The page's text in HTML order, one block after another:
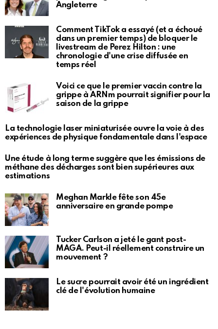
Angleterre
Comment TikTok a essayé (et a échoué
dans un premier temps) de bloquer le
livestream de Perez Hilton : une
chronologie d'une crise diffusée en
temps réel
Voici ce que le premier vaccin contre la
grippe à ARNm pourrait signifier pour la
saison de la grippe
La technologie laser miniaturisée ouvre la voie à des
expériences de physique fondamentale dans l'espace
Une étude à long terme suggère que les émissions de
méthane des décharges sont bien supérieures aux
estimations
Meghan Markle fête son 45e
anniversaire en grande pompe
Tucker Carlson a jeté le gant post-
MAGA. Peut-il réellement construire un
mouvement ?
Le sucre pourrait avoir été un ingrédient
clé de l'évolution humaine